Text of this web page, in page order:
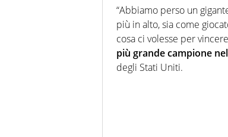
“Abbiamo perso un
più in alto, sia come
cosa ci volesse per
più grande campione
degli Stati Uniti.